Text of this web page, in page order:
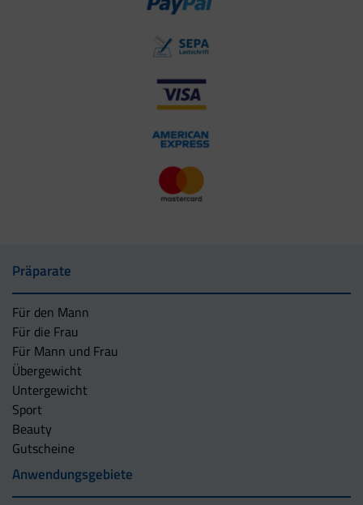
Präparate
Für den Mann
Für die Frau
Für Mann und Frau
Übergewicht
Untergewicht
Sport
Beauty
Gutscheine
Anwendungsgebiete